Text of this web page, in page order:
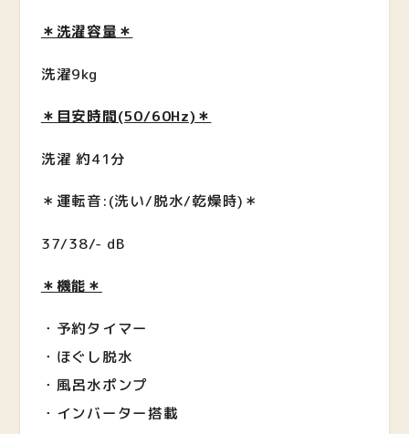
＊洗濯容量＊
洗濯9kg
＊目安時間(50/60Hz)＊
洗濯 約41分
＊運転音:(洗い/脱水/乾燥時)＊
37/38/- dB
＊機能＊
・予約タイマー
・ほぐし脱水
・風呂水ポンプ
・インバーター搭載